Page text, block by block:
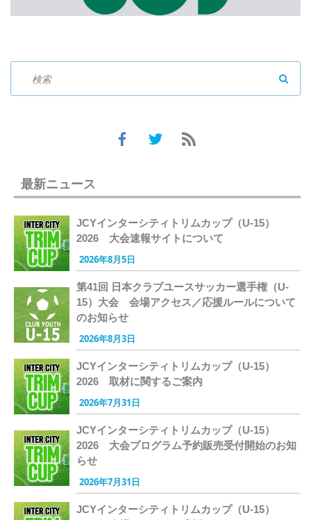
最新ニュース
JCYインターシティトリムカップ（U-15）
2026 大会速報サイトについて
2026年8月5日
第41回 日本クラブユースサッカー選手権（U-
15）大会 会場アクセス／応援ルールについて
のお知らせ
2026年8月3日
JCYインターシティトリムカップ（U-15）
2026 取材に関するご案内
2026年7月31日
JCYインターシティトリムカップ（U-15）
2026 大会プログラム予約販売受付開始のお知
らせ
2026年7月31日
JCYインターシティトリムカップ（U-15）